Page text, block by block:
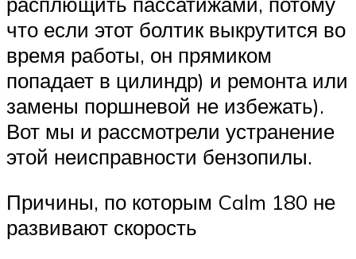
что если этот болтик выкрутится во
время работы, он прямиком
попадает в цилиндр) и ремонта или
замены поршневой не избежать).
Вот мы и рассмотрели устранение
этой неисправности бензопилы.
Причины, по которым Calm 180 не
развивают скорость